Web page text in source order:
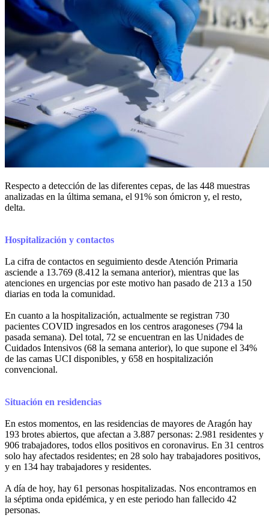
Respecto a detección de las diferentes cepas, de las 448 muestras
analizadas en la última semana, el 91% son ómicron y, el resto,
delta.
Hospitalización y contactos
La cifra de contactos en seguimiento desde Atención Primaria
asciende a 13.769 (8.412 la semana anterior), mientras que las
atenciones en urgencias por este motivo han pasado de 213 a 150
diarias en toda la comunidad.
En cuanto a la hospitalización, actualmente se registran 730
pacientes COVID ingresados en los centros aragoneses (794 la
pasada semana). Del total, 72 se encuentran en las Unidades de
Cuidados Intensivos (68 la semana anterior), lo que supone el 34%
de las camas UCI disponibles, y 658 en hospitalización
convencional.
Situación en residencias
En estos momentos, en las residencias de mayores de Aragón hay
193 brotes abiertos, que afectan a 3.887 personas: 2.981 residentes y
906 trabajadores, todos ellos positivos en coronavirus. En 31 centros
solo hay afectados residentes; en 28 solo hay trabajadores positivos,
y en 134 hay trabajadores y residentes.
A día de hoy, hay 61 personas hospitalizadas. Nos encontramos en
la séptima onda epidémica, y en este periodo han fallecido 42
personas.